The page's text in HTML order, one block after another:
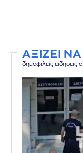
ΑΞΙΖΕΙ
δημοφιλείς ειδήσεις